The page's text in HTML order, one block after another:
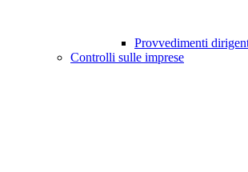
Provvedimenti
Controlli sulle imprese